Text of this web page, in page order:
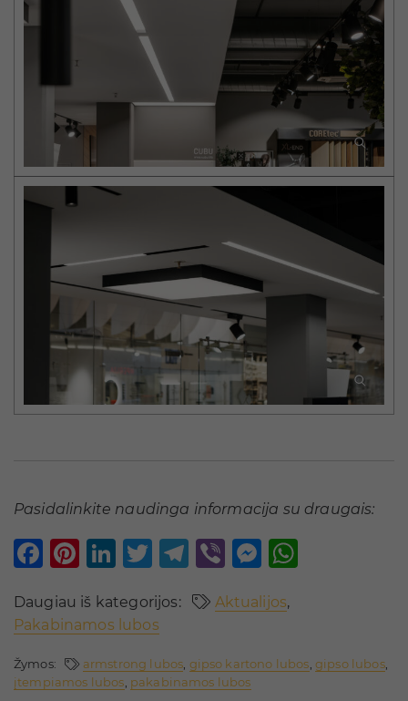
Pasidalinkite naudinga informacija su draugais:
Facebook
Pinterest
LinkedIn
Twitter
Telegram
Viber
Daugiau iš kategorijos: Aktualijos,
Pakabinamos lubos
Žymos: armstrong lubos gipso kartono lubos gipso lubos,
įtempiamos lubos pakabinamos lubos